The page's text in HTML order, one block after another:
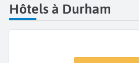
Hôtels à Durham